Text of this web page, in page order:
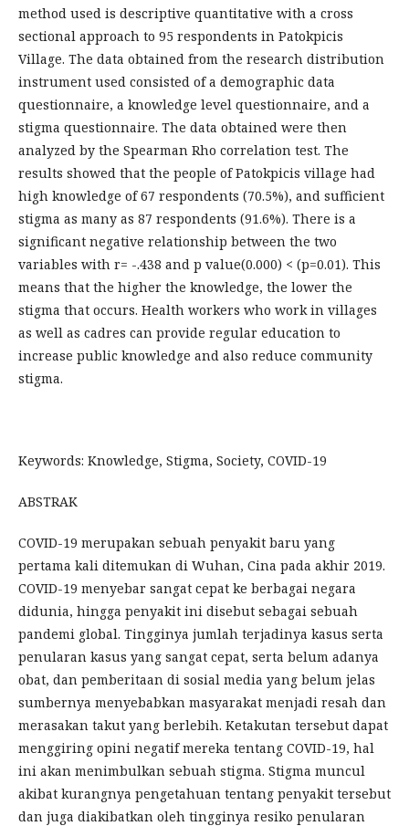
method used is descriptive quantitative with a cross
sectional approach to 95 respondents in Patokpicis
Village. The data obtained from the research distribution
instrument used consisted of a demographic data
questionnaire, a knowledge level questionnaire, and a
stigma questionnaire. The data obtained were then
analyzed by the Spearman Rho correlation test. The
results showed that the people of Patokpicis village had
high knowledge of 67 respondents (70.5%), and sufficient
stigma as many as 87 respondents (91.6%). There is a
significant negative relationship between the two
variables with r= -.438 and p value(0.000) < (p=0.01). This
means that the higher the knowledge, the lower the
stigma that occurs. Health workers who work in villages
as well as cadres can provide regular education to
increase public knowledge and also reduce community
stigma.
Keywords: Knowledge, Stigma, Society, COVID-19
ABSTRAK
COVID-19 merupakan sebuah penyakit baru yang
pertama kali ditemukan di Wuhan, Cina pada akhir 2019.
COVID-19 menyebar sangat cepat ke berbagai negara
didunia, hingga penyakit ini disebut sebagai sebuah
pandemi global. Tingginya jumlah terjadinya kasus serta
penularan kasus yang sangat cepat, serta belum adanya
obat, dan pemberitaan di sosial media yang belum jelas
sumbernya menyebabkan masyarakat menjadi resah dan
merasakan takut yang berlebih. Ketakutan tersebut dapat
menggiring opini negatif mereka tentang COVID-19, hal
ini akan menimbulkan sebuah stigma. Stigma muncul
akibat kurangnya pengetahuan tentang penyakit tersebut
dan juga diakibatkan oleh tingginya resiko penularan